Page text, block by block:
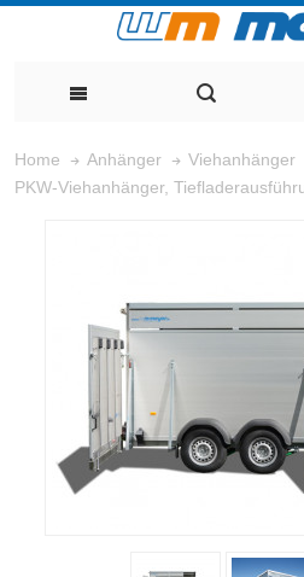
Home Anhänger Viehanhänger
PKW-Viehanhänger,